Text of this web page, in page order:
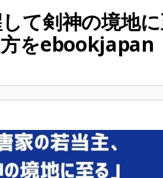
て剣神の境地
をebookjapan